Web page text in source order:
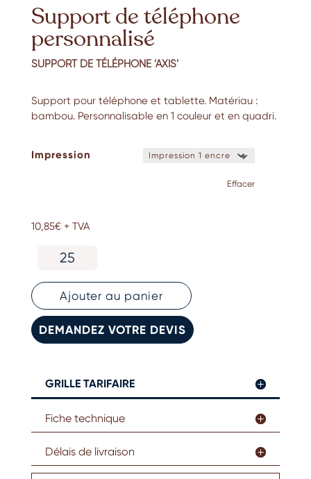
Support de téléphone
personnalisé
SUPPORT DE TÉLÉPHONE ‘AXIS’
Support pour téléphone et tablette. Matériau :
bambou. Personnalisable en 1 couleur et en quadri.
Impression
Effacer
10,85€ + TVA
téléphone
personnalisé
Ajouter au panier
DEMANDEZ VOTRE DEVIS
GRILLE TARIFAIRE
Fiche technique
Délais de livraison